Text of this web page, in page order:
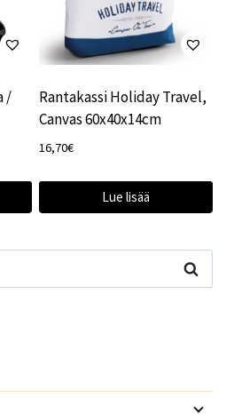
/
Rantakassi Holiday Travel,
Canvas 60x40x14cm
16,70€
Lue lisää
Haku